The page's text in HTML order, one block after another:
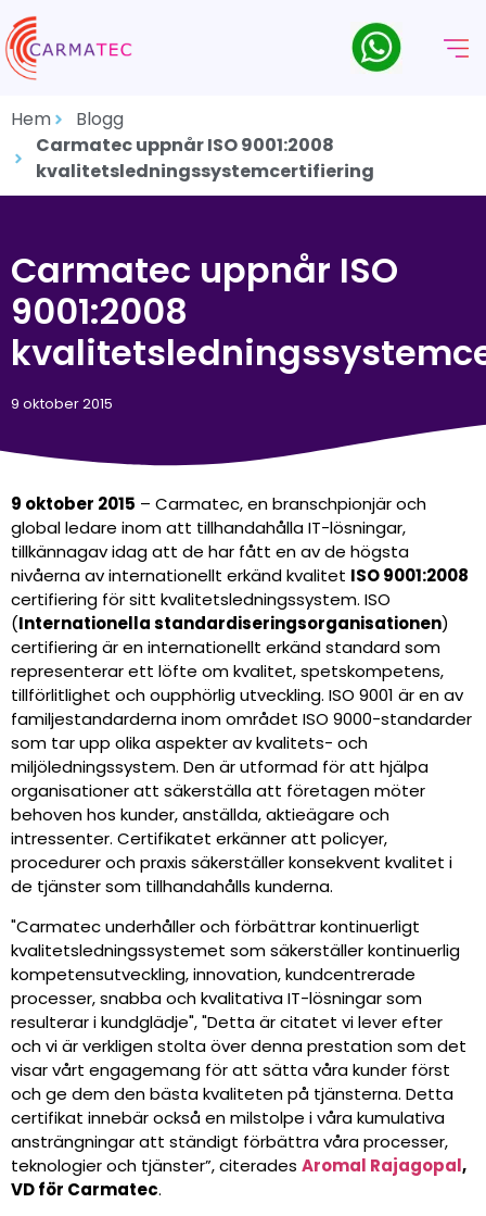
Hem
Blogg
Carmatec uppnår ISO 9001:2008
kvalitetsledningssystemcertifiering
Carmatec uppnår ISO
9001:2008
9 oktober 2015
9 oktober 2015 – Carmatec, en branschpionjär och
global ledare inom att tillhandahålla IT-lösningar,
tillkännagav idag att de har fått en av de högsta
nivåerna av internationellt erkänd kvalitet ISO 9001:2008
certifiering för sitt kvalitetsledningssystem. ISO
(Internationella standardiseringsorganisationen)
certifiering är en internationellt erkänd standard som
representerar ett löfte om kvalitet, spetskompetens,
tillförlitlighet och oupphörlig utveckling. ISO 9001 är en av
familjestandarderna inom området ISO 9000-standarder
som tar upp olika aspekter av kvalitets- och
miljöledningssystem. Den är utformad för att hjälpa
organisationer att säkerställa att företagen möter
behoven hos kunder, anställda, aktieägare och
intressenter. Certifikatet erkänner att policyer,
procedurer och praxis säkerställer konsekvent kvalitet i
de tjänster som tillhandahålls kunderna.
"Carmatec underhåller och förbättrar kontinuerligt
kvalitetsledningssystemet som säkerställer kontinuerlig
kompetensutveckling, innovation, kundcentrerade
processer, snabba och kvalitativa IT-lösningar som
resulterar i kundglädje", "Detta är citatet vi lever efter
och vi är verkligen stolta över denna prestation som det
visar vårt engagemang för att sätta våra kunder först
och ge dem den bästa kvaliteten på tjänsterna. Detta
certifikat innebär också en milstolpe i våra kumulativa
ansträngningar att ständigt förbättra våra processer,
teknologier och tjänster”, citerades Aromal Rajagopal,
VD för Carmatec.